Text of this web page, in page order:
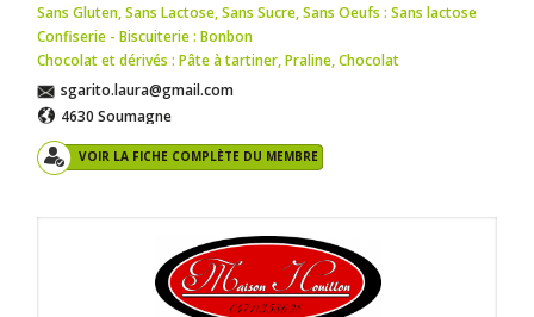
Sans Gluten, Sans Lactose, Sans Sucre, Sans Oeufs : Sans lactose
Confiserie - Biscuiterie : Bonbon
Chocolat et dérivés : Pâte à tartiner,Praline,Chocolat
sgarito.laura@gmail.com
4630 Soumagne
VOIR LA FICHE COMPLÈTE DU MEMBRE